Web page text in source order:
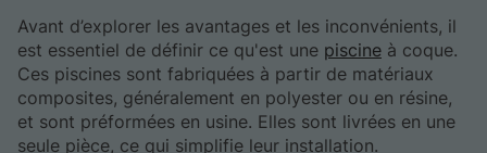
Avant d’explorer les avantages et les inconvénients, il
est essentiel de définir ce qu'est une piscine à coque.
Ces piscines sont fabriquées à partir de matériaux
composites, généralement en polyester ou en résine,
et sont préformées en usine. Elles sont livrées en une
seule pièce, ce qui simplifie leur installation.